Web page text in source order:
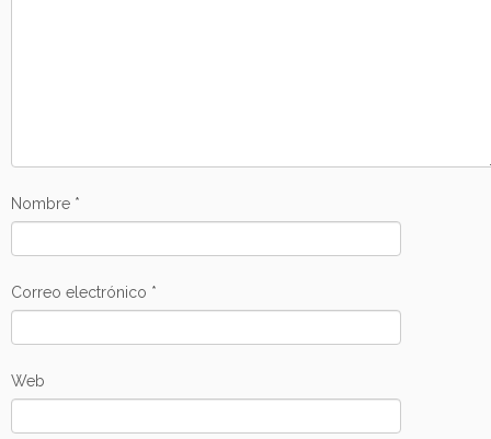
Nombre *
Correo electrónico *
Web